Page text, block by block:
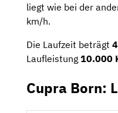
liegt wie bei der
km/h.
Die Laufzeit beträgt
Laufleistung 10.000
Cupra Born: